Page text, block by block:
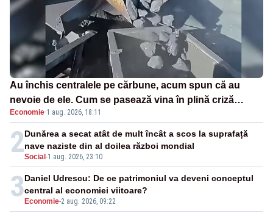
Au închis centralele pe cărbune, acum spun că au
nevoie de ele. Cum se pasează vina în plină criză
energetică
Economie·1 aug. 2026, 18:11
2Social -1 aug. 2026, 23:10
Dunărea a secat atât de mult încât a scos la suprafață
nave naziste din al doilea război mondial
3 Economie-2 aug. 2026, 09:22
Daniel Udrescu: De ce patrimoniul va deveni conceptul
central al economiei viitoare?